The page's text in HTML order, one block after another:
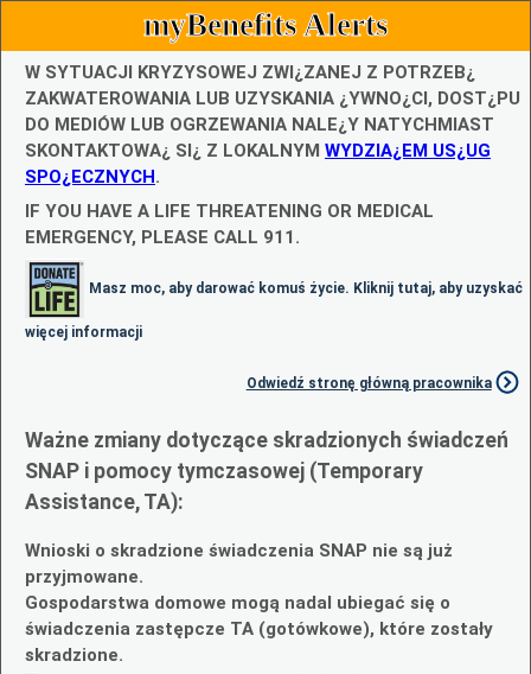
myBenefits Alerts
W SYTUACJI KRYZYSOWEJ ZWI¿ZANEJ Z POTRZEB¿
ZAKWATEROWANIA LUB UZYSKANIA ¿YWNO¿CI, DOST¿PU
DO MEDIÓW LUB OGRZEWANIA NALE¿Y NATYCHMIAST
SKONTAKTOWA¿ SI¿ Z LOKALNYM WYDZIA¿EM US¿UG
SPO¿ECZNYCH.
IF YOU HAVE A LIFE THREATENING OR MEDICAL
EMERGENCY, PLEASE CALL 911.
Masz moc, aby darować komuś życie. Kliknij tutaj, aby uzyskać
więcej informacji
Odwiedź stronę główną pracownika
Ważne zmiany dotyczące skradzionych świadczeń
SNAP i pomocy tymczasowej (Temporary
Assistance, TA):
Wnioski o skradzione świadczenia SNAP nie są już
przyjmowane.
Gospodarstwa domowe mogą nadal ubiegać się o
świadczenia zastępcze TA (gotówkowe), które zostały
skradzione.